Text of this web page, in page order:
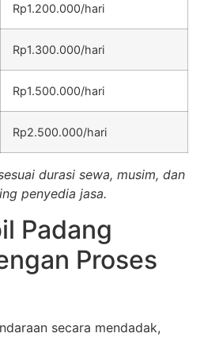
Rp1.200.000/hari
Rp1.300.000/hari
Rp1.500.000/hari
Rp2.500.000/hari
durasi sewa, musim, dan
penyedia jasa.
Padang
Proses
secara mendadak,